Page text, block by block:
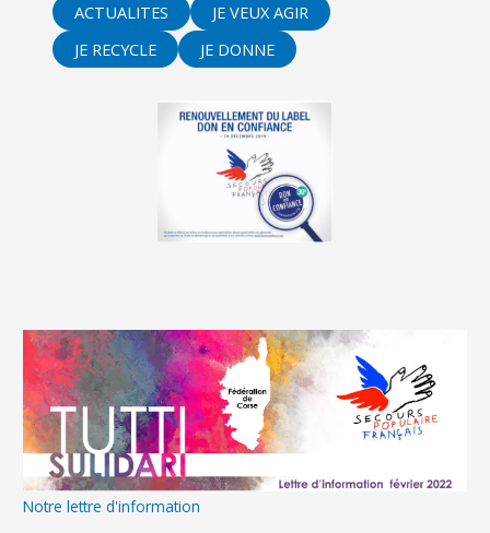
ACTUALITES
JE VEUX AGIR
JE RECYCLE
JE DONNE
Notre lettre d'information